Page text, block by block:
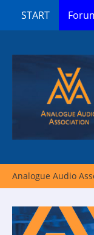
START
Analogue Audio